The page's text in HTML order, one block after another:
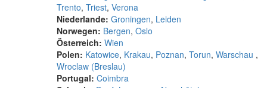
Trento, Triest, Verona
Niederlande: Groningen, Leiden
Norwegen: Bergen, Oslo
Österreich: Wien
Polen: Katowice, Krakau, Poznan, Torun, Warschau ,
Wroclaw (Breslau)
Portugal: Coimbra